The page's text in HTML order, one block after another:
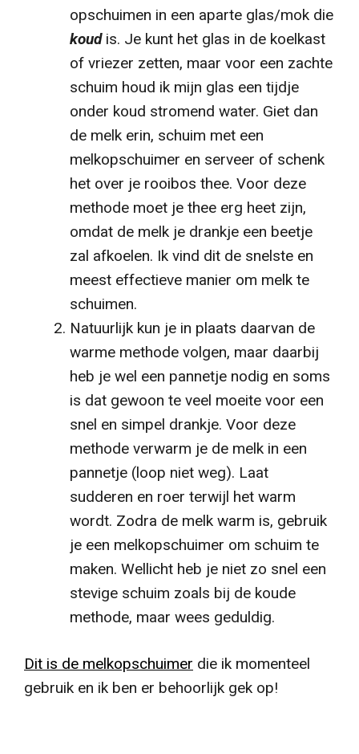
opschuimen in een aparte glas/mok die
koudis. Je kunt het glas in de koelkast
of vriezer zetten, maar voor een zachte
schuim houd ik mijn glas een tijdje
onder koud stromend water. Giet dan
de melk erin, schuim met een
melkopschuimer en serveer of schenk
het over je rooibos thee. Voor deze
methode moet je thee erg heet zijn,
omdat de melk je drankje een beetje
zal afkoelen. Ik vind dit de snelste en
meest effectieve manier om melk te
schuimen.
Natuurlijk kun je in plaats daarvan de
warme methode volgen, maar daarbij
heb je wel een pannetje nodig en soms
is dat gewoon te veel moeite voor een
snel en simpel drankje. Voor deze
methode verwarm je de melk in een
pannetje (loop niet weg). Laat
sudderen en roer terwijl het warm
wordt. Zodra de melk warm is, gebruik
je een melkopschuimer om schuim te
maken. Wellicht heb je niet zo snel een
stevige schuim zoals bij de koude
methode, maar wees geduldig.
Dit is de melkopschuimer die ik momenteel
gebruik en ik ben er behoorlijk gek op!